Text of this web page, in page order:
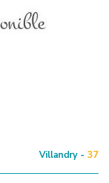
Villandry - 37